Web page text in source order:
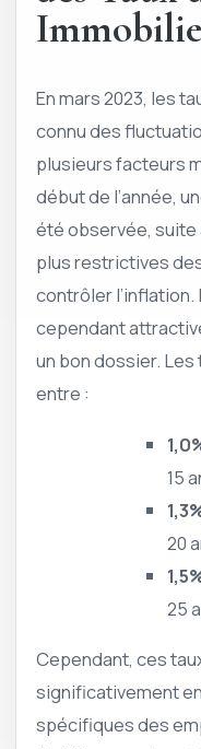
En mars 2023, les
connu des
plusieurs facteurs
début de l’année,
été observée,
plus restrictives
contrôler
cependant
un bon dossier.
entre :
15
20
25
Cependant, ces
significativement
spécifiques des